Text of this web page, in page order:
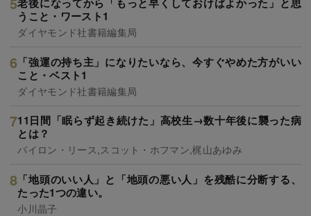
うこと・ワースト1
ダイヤモンド社書籍編集局
「強運の持ち主」になりたいなら、今すぐやめた方がいい
こと・ベスト1
ダイヤモンド社書籍編集局
11日間「眠らず起き続けた」高校生→数十年後に襲った病
とは？
バイロン・リース,スコット・ホフマン,梶山あゆみ
「地頭のいい人」と「地頭の悪い人」を残酷に分断する、
たった1つの違い。
小川晶子